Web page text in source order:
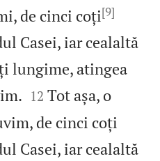
de cinci coți[9]
Casei, iar cealaltă
lungime, atingea


12 Tot așa, o
de cinci coți
Casei, iar cealaltă